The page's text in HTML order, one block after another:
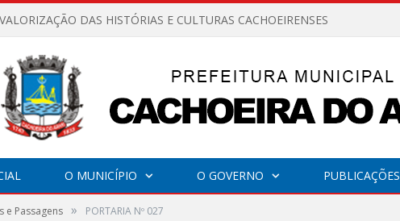
DAS HISTÓRIAS E CULTURAS CACHOEIRENSES
O MUNICÍPIO O GOVERNO PUBLICAÇÕES
e Passagens » PORTARIA Nº 027